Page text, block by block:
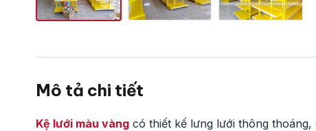
Mô tả chi tiết
Kệ lưới màu vàng có thiết kế lưng lưới thông